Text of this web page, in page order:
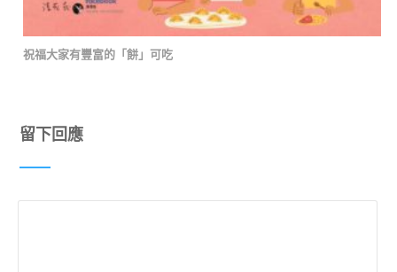
祝福大家有豐富的「餅」可吃
留下回應